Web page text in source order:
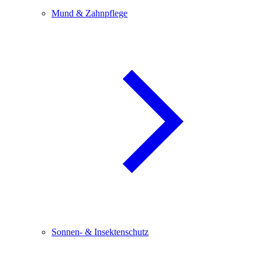
Mund & Zahnpflege
Sonnen- & Insektenschutz